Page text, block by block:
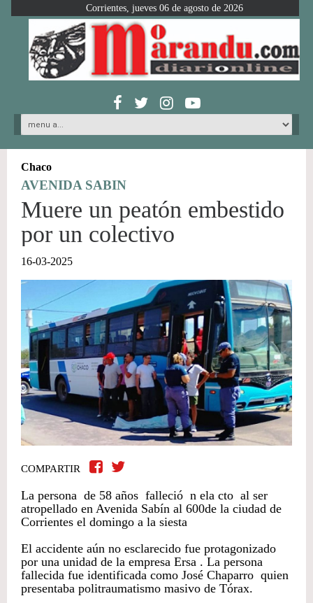
Corrientes, jueves 06 de agosto de 2026
Chaco
AVENIDA SABIN
Muere un peatón embestido
por un colectivo
16-03-2025
COMPARTIR
La persona de 58 años falleció n ela cto al ser
atropellado en Avenida Sabín al 600de la ciudad de
Corrientes el domingo a la siesta
El accidente aún no esclarecido fue protagonizado
por una unidad de la empresa Ersa . La persona
fallecida fue identificada como José Chaparro quien
presentaba politraumatismo masivo de Tórax.